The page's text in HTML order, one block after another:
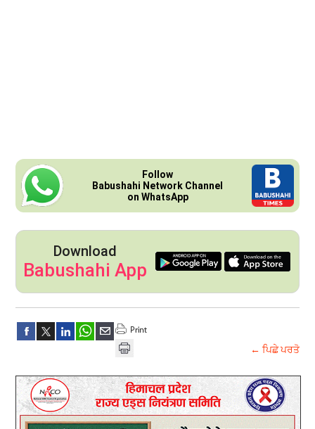
Follow
Babushahi Network Channel
on WhatsApp
Download
Babushahi App
← ਪਿਛੇ ਪਰਤੋ